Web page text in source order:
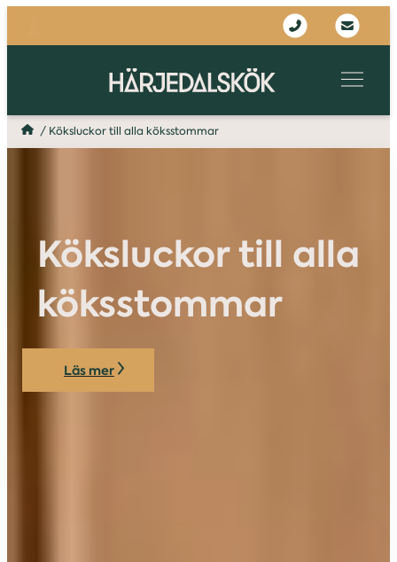
/ Köksluckor till alla köksstommar
Köksluckor till alla
köksstommar
Läs mer